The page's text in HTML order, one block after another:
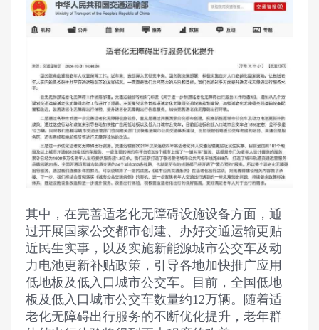
其中，在完善适老化无障碍设施设备方面，通
过开展国家公交都市创建、办好交通运输更贴
近民生实事，以及实施新能源城市公交车及动
力电池更新补贴政策，引导各地加快推广应用
低地板及低入口城市公交车。目前，全国低地
板及低入口城市公交车数量约12万辆。随着适
老化无障碍出行服务的不断优化提升，老年群